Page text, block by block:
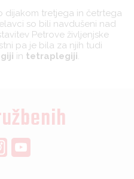
dijakom tretjega in četrtega
so bili navdušeni nad
Petrove življenjske
pa je bila za njih tudi
in tetraplegiji.